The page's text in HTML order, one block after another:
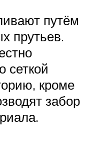
путём
прутьев.
сеткой
кроме
забор